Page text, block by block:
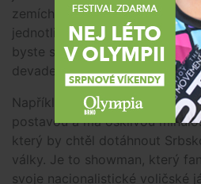
zemích, ale také v okolních
jednotlivých států, entit a
byste si nepozvali na čaj o
devadesátková garnitura.
Například srbský prezident
postavou a má ošklivou
který by chtěl dotáhnout
války. Je to showman, který
svoje nacionalistické voličské